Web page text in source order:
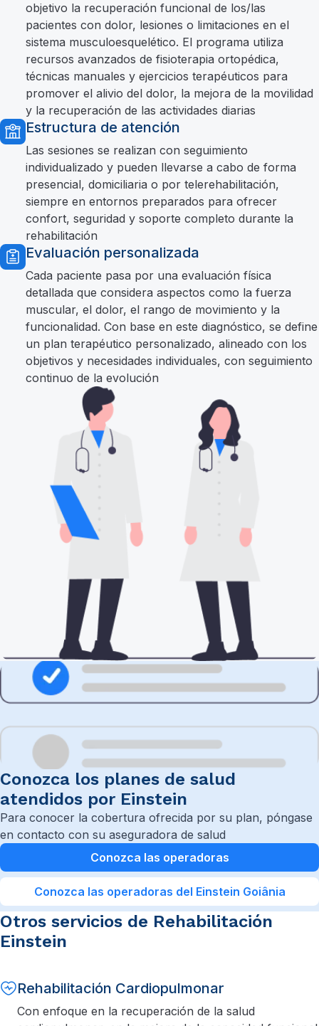
objetivo la recuperación funcional de los/las
pacientes con dolor, lesiones o limitaciones en el
sistema musculoesquelético. El programa utiliza
recursos avanzados de fisioterapia ortopédica,
técnicas manuales y ejercicios terapéuticos para
promover el alivio del dolor, la mejora de la movilidad
y la recuperación de las actividades diarias
Estructura de atención
Las sesiones se realizan con seguimiento
individualizado y pueden llevarse a cabo de forma
presencial, domiciliaria o por telerehabilitación,
siempre en entornos preparados para ofrecer
confort, seguridad y soporte completo durante la
rehabilitación
Evaluación personalizada
Cada paciente pasa por una evaluación física
detallada que considera aspectos como la fuerza
muscular, el dolor, el rango de movimiento y la
funcionalidad. Con base en este diagnóstico, se define
un plan terapéutico personalizado, alineado con los
objetivos y necesidades individuales, con seguimiento
continuo de la evolución
Conozca los planes de salud
atendidos por Einstein
Para conocer la cobertura ofrecida por su plan, póngase
en contacto con su aseguradora de salud
Conozca las operadoras
Conozca las operadoras del Einstein Goiânia
Otros servicios de Rehabilitación
Einstein
Rehabilitación Cardiopulmonar
Con enfoque en la recuperación de la salud